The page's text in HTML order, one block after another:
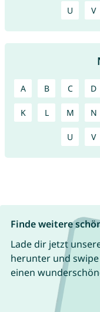
U V
A B C D
K L M N
U V
Finde weitere
Lade dir jetzt
herunter und
einen